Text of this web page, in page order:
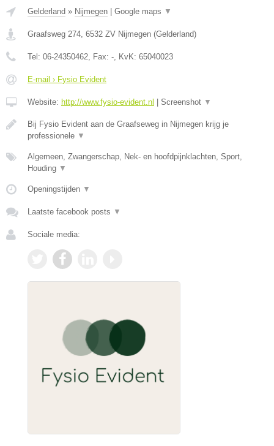
Gelderland » Nijmegen Google maps ▼
Graafsweg 274 6532 ZV Nijmegen (Gelderland)
Tel: 06-24350462 , Fax: - , KvK: 65040023
E-mail › Fysio Evident
Website: http://www.fysio-evident.nl Screenshot ▼
Bij Fysio Evident aan de Graafseweg in Nijmegen krijg je
professionele ▼
Algemeen, Zwangerschap, Nek- en hoofdpijnklachten, Sport,
Houding ▼
Openingstijden ▼
Laatste facebook posts ▼
Sociale media: